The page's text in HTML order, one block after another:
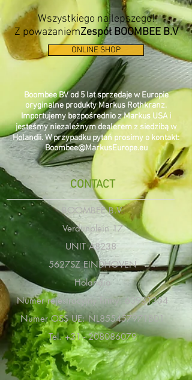
Wszystkiego najlepszego!
Z poważaniemZespół BOOMBEE B.V
ONLINE SHOP
Boombee BV od 5 lat sprzedaje w Europie
oryginalne produkty Markus Rothkranz.
Importujemy bezpośrednio z Markus USA i
jesteśmy niezależnym dealerem z siedzibą w
Holandii. W przypadku pytań prosimy o kontakt:
Boombee@MarkusEurope.eu
CONTACT
BOOMBEE B.V.
Verdunplein 17
UNIT A8238
5627SZ EINDHOVEN
Holandia
Numer rejestracyjny firmy: 63931354
Numer OSS UE: NL855457971B01
Tel.+31 - 208086079